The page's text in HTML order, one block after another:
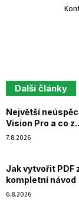
Další články
Největší
Vision Pro a co
7.8.2026
Jak vytvořit PDF
kompletní návod
6.8.2026